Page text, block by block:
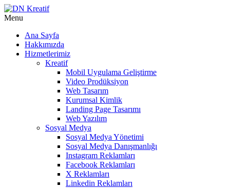
Menu
Ana Sayfa
Hakkımızda
Hizmetlerimiz
Kreatif
Mobil Uygulama Geliştirme
Video Prodüksiyon
Web Tasarım
Kurumsal Kimlik
Landing Page Tasarımı
Web Yazılım
Sosyal Medya
Sosyal Medya Yönetimi
Sosyal Medya Danışmanlığı
Instagram Reklamları
Facebook Reklamları
X Reklamları
Linkedin Reklamları